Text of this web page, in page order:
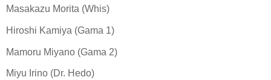
Masakazu Morita (Whis)
Hiroshi Kamiya (Gama 1)
Mamoru Miyano (Gama 2)
Miyu Irino (Dr. Hedo)